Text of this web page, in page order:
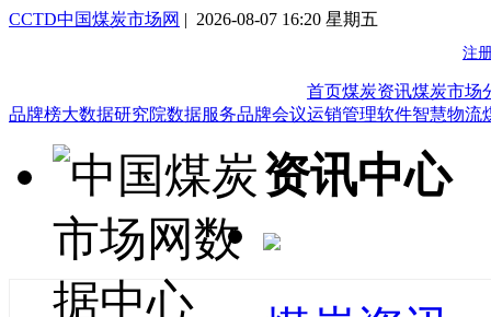
CCTD中国煤炭市场网 | 2026-08-07 16:20 星期五
首页煤炭资讯煤炭市场
品牌榜大数据研究院数据服务品牌会议运销管理软件智慧物流
资讯中心